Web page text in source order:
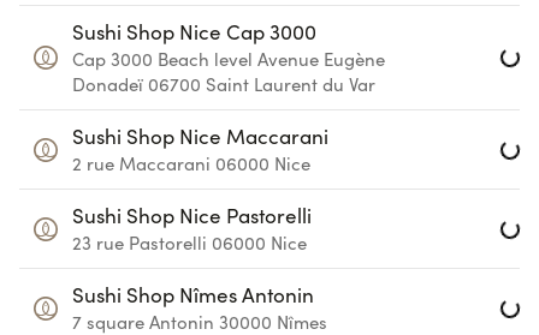
Sushi Shop Nice Cap 3000
Cap 3000 Beach level Avenue Eugène
Donadeï 06700 Saint Laurent du Var
Sushi Shop Nice Maccarani
2 rue Maccarani 06000 Nice
Sushi Shop Nice Pastorelli
23 rue Pastorelli 06000 Nice
Sushi Shop Nîmes Antonin
7 square Antonin 30000 Nîmes